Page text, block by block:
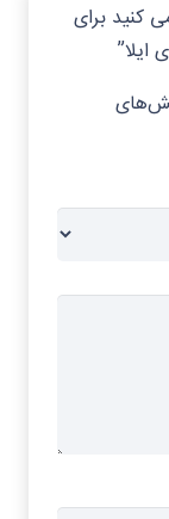
کنید برای